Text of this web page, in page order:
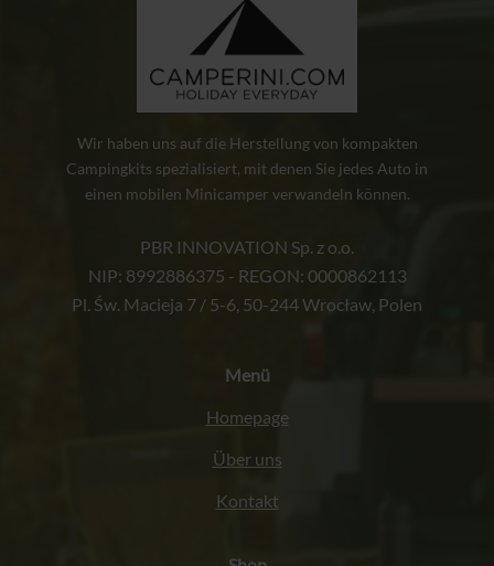
Wir haben uns auf die Herstellung von kompakten
Campingkits spezialisiert, mit denen Sie jedes Auto in
einen mobilen Minicamper verwandeln können.
PBR INNOVATION Sp. z o.o.
NIP: 8992886375 - REGON: 0000862113
Pl. Św. Macieja 7 / 5-6, 50-244 Wrocław, Polen
Menü
Homepage
Über uns
Kontakt